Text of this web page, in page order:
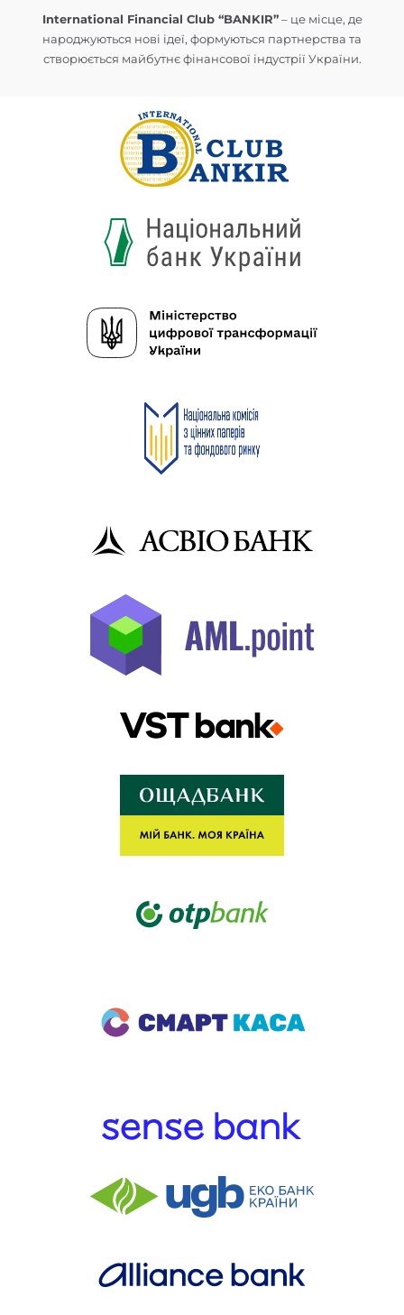
International Financial Club “BANKIR”– це місце, де
народжуються нові ідеї, формуються партнерства та
створюється майбутнє фінансової індустрії України.